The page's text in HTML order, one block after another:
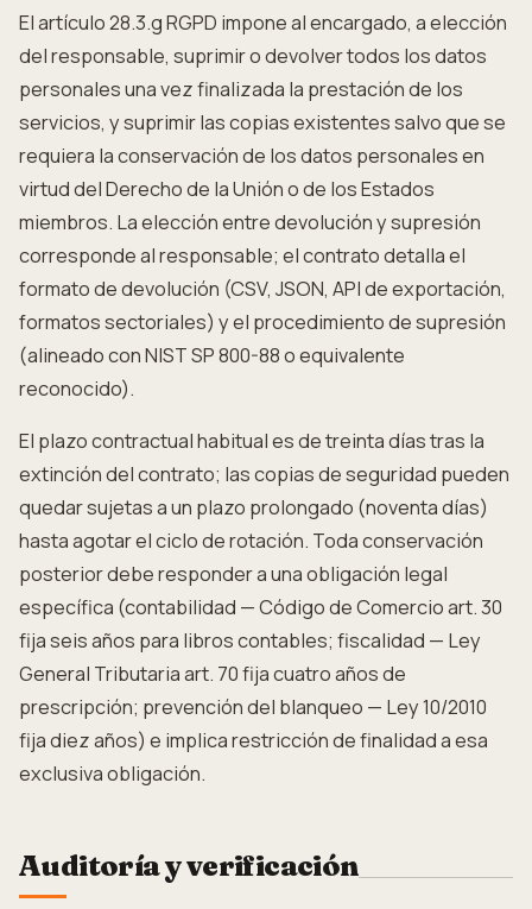
El artículo 28.3.g RGPD impone al encargado, a elección
del responsable, suprimir o devolver todos los datos
personales una vez finalizada la prestación de los
servicios, y suprimir las copias existentes salvo que se
requiera la conservación de los datos personales en
virtud del Derecho de la Unión o de los Estados
miembros. La elección entre devolución y supresión
corresponde al responsable; el contrato detalla el
formato de devolución (CSV, JSON, API de exportación,
formatos sectoriales) y el procedimiento de supresión
(alineado con NIST SP 800-88 o equivalente
reconocido).
El plazo contractual habitual es de treinta días tras la
extinción del contrato; las copias de seguridad pueden
quedar sujetas a un plazo prolongado (noventa días)
hasta agotar el ciclo de rotación. Toda conservación
posterior debe responder a una obligación legal
específica (contabilidad — Código de Comercio art. 30
fija seis años para libros contables; fiscalidad — Ley
General Tributaria art. 70 fija cuatro años de
prescripción; prevención del blanqueo — Ley 10/2010
fija diez años) e implica restricción de finalidad a esa
exclusiva obligación.
Auditoría y verificación